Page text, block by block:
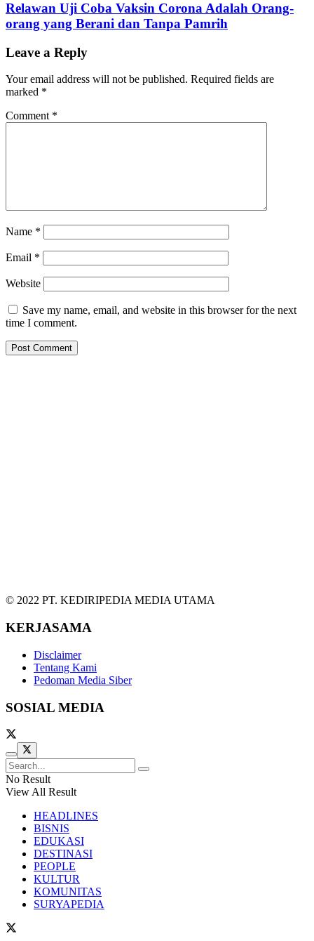
Relawan Uji Coba Vaksin Corona Adalah Orang-
orang yang Berani dan Tanpa Pamrih
Leave a Reply
Your email address will not be published. Required fields are
marked *
Comment *
Name *
Email *
Website
Save my name, email, and website in this browser for the next
time I comment.
© 2022 PT. KEDIRIPEDIA MEDIA UTAMA
KERJASAMA
Disclaimer
Tentang Kami
Pedoman Media Siber
SOSIAL MEDIA
No Result
View All Result
HEADLINES
BISNIS
EDUKASI
DESTINASI
PEOPLE
KULTUR
KOMUNITAS
SURYAPEDIA